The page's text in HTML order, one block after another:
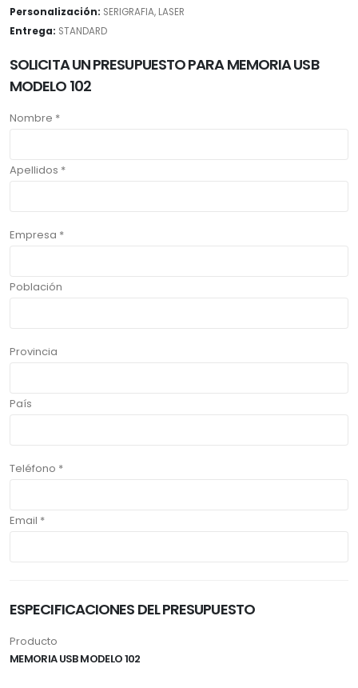
Personalización: SERIGRAFIA, LASER
Entrega: STANDARD
SOLICITA UN PRESUPUESTO PARA MEMORIA USB
MODELO 102
Nombre *
Apellidos *
Empresa *
Población
Provincia
País
Teléfono *
Email *
ESPECIFICACIONES DEL PRESUPUESTO
Producto
MEMORIA USB MODELO 102